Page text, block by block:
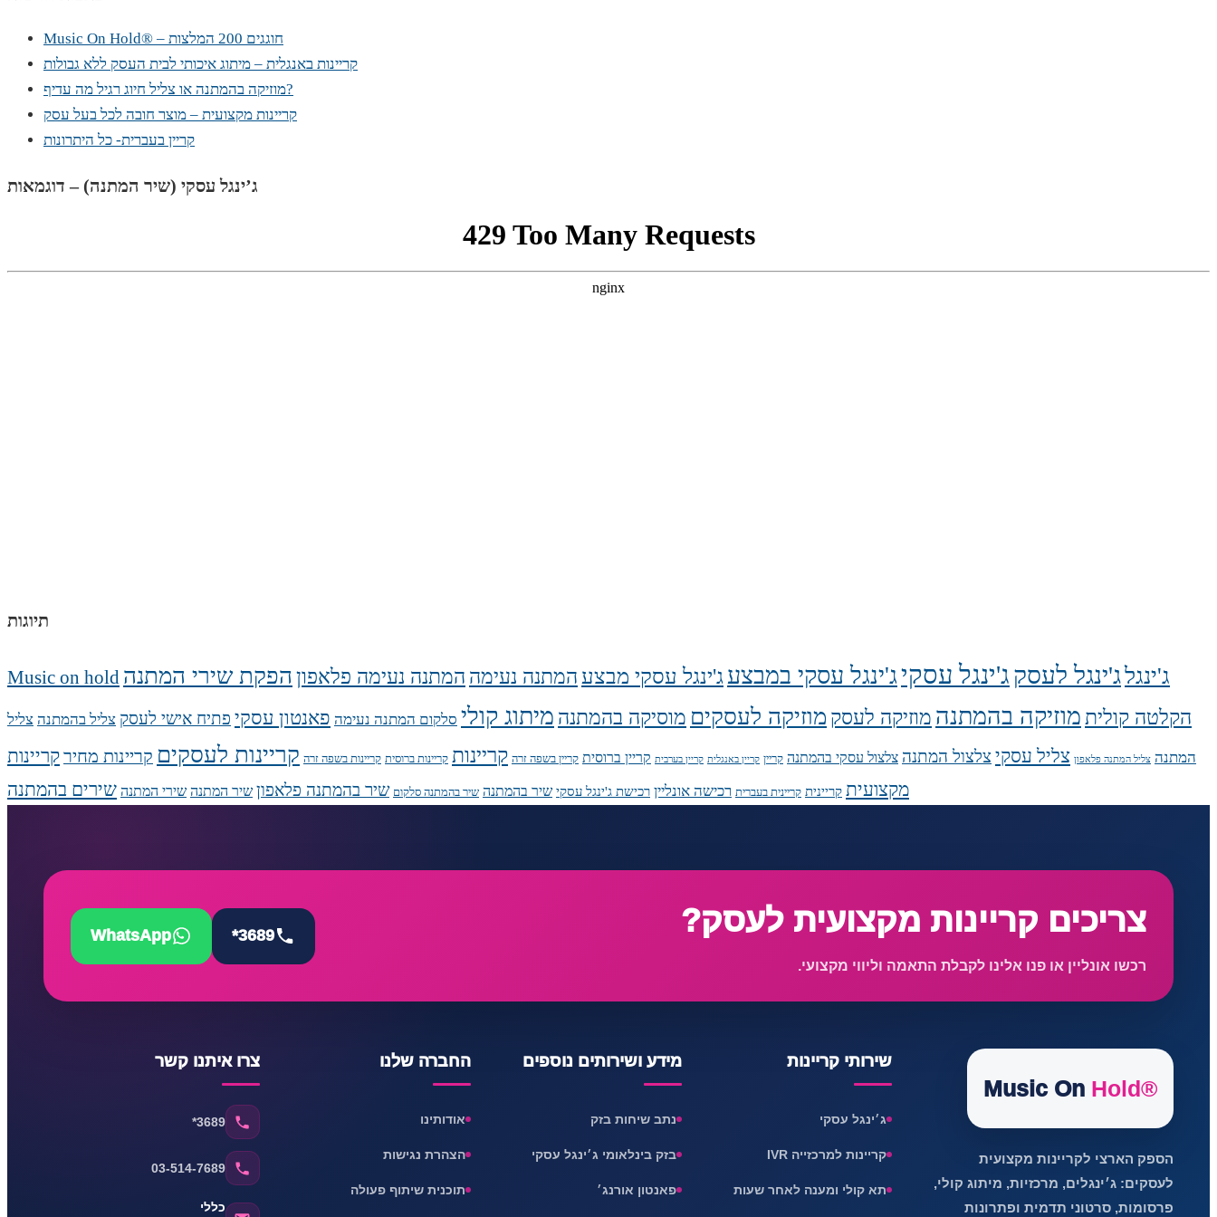
Music On Hold® – חוגגים 200 המלצות
קריינות באנגלית – מיתוג איכותי לבית העסק ללא גבולות
מוזיקה בהמתנה או צליל חיוג רגיל מה עדיף?
קריינות מקצועית – מוצר חובה לכל בעל עסק
קריין בעברית- כל היתרונות
ג’ינגל עסקי (שיר המתנה) – דוגמאות
תיוגות
Music on hold ג'ינגלג'ינגל לעסקג'ינגל עסקיג'ינגל עסקי במבצעג'ינגל עסקי מבצעהמתנה נעימה המתנה נעימה פלאפון הפקת שירי המתנה
הקלטה קוליתמוזיקה בהמתנה מוזיקה לעסק מוזיקה לעסקים מוסיקה בהמתנה מיתוג קולי סלקום המתנה נעימה פאנטון עסקי פתיח אישי לעסק צליל בהמתנה צליל
המתנה צליל המתנה פלאפון צליל עסקיצלצול המתנה צלצול עסקי בהמתנה קריין קריין באנגלית קריין בערבית קריין ברוסית קריין בשפה זרה קריינות קריינות ברוסית קריינות בשפה זרה קריינות לעסקים קריינות מחירקריינות
מקצועית קריינית קריינית בעברית רכישה אונליין רכישת ג'ינגל עסקי שיר בהמתנה שיר בהמתנה סלקום שיר בהמתנה פלאפון שיר המתנה שירי המתנה שירים בהמתנה
צריכים קריינות מקצועית לעסק?
רכשו אונליין או פנו אלינו לקבלת התאמה וליווי מקצועי.
*3689
WhatsApp
Music On Hold®
הספק הארצי לקריינות מקצועית
לעסקים: ג׳ינגלים, מרכזיות, מיתוג קולי,
פרסומות, סרטוני תדמית ופתרונות
שירותי קריינות
ג׳ינגל עסקי
קריינות למרכזייה IVR
תא קולי ומענה לאחר שעות
מידע ושירותים נוספים
נתב שיחות בזק
בזק בינלאומי ג׳ינגל עסקי
פאנטון אורנג׳
החברה שלנו
אודותינו
הצהרת נגישות
תוכנית שיתוף פעולה
צרו איתנו קשר
*3689
03-514-7689
כללי